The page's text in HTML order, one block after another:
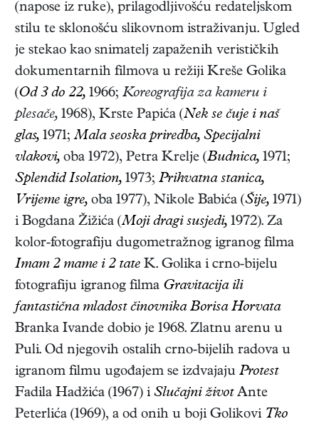
(napose iz ruke), prilagodljivošću redateljskom
stilu te sklonošću slikovnom istraživanju. Ugled
je stekao kao snimatelj zapaženih verističkih
dokumentarnih filmova u režiji Kreše Golika
(Od 3 do 22, 1966; Koreografija za kameru i
plesače, 1968), Krste Papića (Nek se čuje i naš
glas, 1971;Mala seoska priredba, Specijalni
vlakovi, oba 1972), Petra Krelje (Budnica, 1971;
Splendid Isolation, 1973; Prihvatna stanica,
Vrijeme igre, oba 1977), Nikole Babića (Šije, 1971)
i Bogdana Žižića (Moji dragi susjedi, 1972). Za
kolor-fotografiju dugometražnog igranog filma
Imam 2 mame i 2 tate K. Golika i crno-bijelu
fotografiju igranog filma Gravitacija ili
fantastična mladost činovnika Borisa Horvata
Branka Ivande dobio je 1968. Zlatnu arenu u
Puli. Od njegovih ostalih crno-bijelih radova u
igranom filmu ugođajem se izdvajaju Protest
Fadila Hadžića (1967) i Slučajni životAnte
Peterlića (1969), a od onih u boji Golikovi Tko